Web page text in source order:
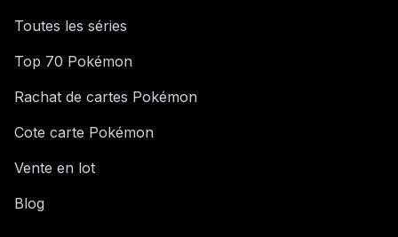
Toutes les séries
Top 70 Pokémon
Rachat de cartes Pokémon
Cote carte Pokémon
Vente en lot
Blog